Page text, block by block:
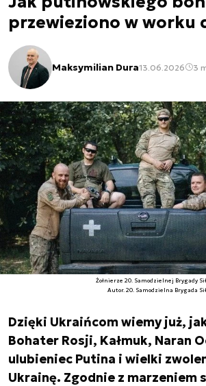
przewieziono w worku
Maksymilian Dura13.06.2026 3
Żołnierze 20. Samodzielnej Brygady
Autor. 20. Samodzielna Brygada
Dzięki Ukraińcom wiemy już,
Bohater Rosji, Kałmuk, Naran
ulubieniec Putina i wielki
Ukrainę. Zgodnie z marzeniem